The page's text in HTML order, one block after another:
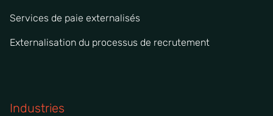
Services de paie externalisés
Externalisation du processus de recrutement
Industries